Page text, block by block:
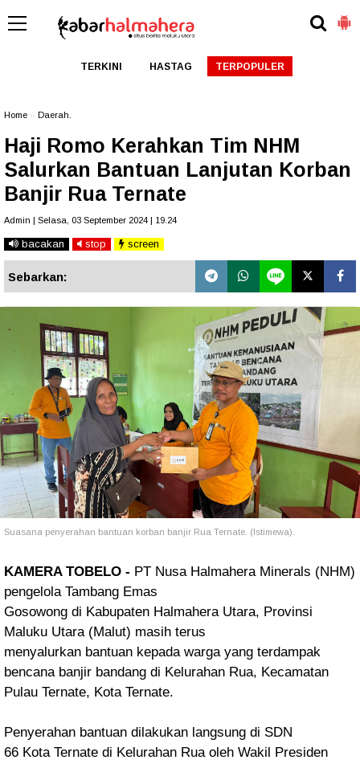
TERKINI HASTAG TERPOPULER
Home Daerah.
Haji Romo Kerahkan Tim NHM
Salurkan Bantuan Lanjutan Korban
Banjir Rua Ternate
Admin | Selasa, 03 September 2024 | 19.24
bacakan stop screen
Sebarkan:
Suasana penyerahan bantuan korban banjir Rua Ternate. (Istimewa).
KAMERA TOBELO - PT Nusa Halmahera Minerals (NHM)
pengelola Tambang Emas
Gosowong di Kabupaten Halmahera Utara, Provinsi
Maluku Utara (Malut) masih terus
menyalurkan bantuan kepada warga yang terdampak
bencana banjir bandang di Kelurahan Rua, Kecamatan
Pulau Ternate, Kota Ternate.
Penyerahan bantuan dilakukan langsung di SDN
66 Kota Ternate di Kelurahan Rua oleh Wakil Presiden